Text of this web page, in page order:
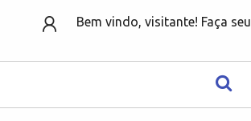
Bem vindo, visitante! Faça seu